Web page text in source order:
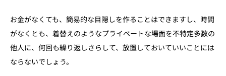
お金がなくても、簡易的な目隠しを作ることはできますし、時間
がなくとも、着替えのようなプライベートな場面を不特定多数の
他人に、何回も繰り返しさらして、放置しておいていいことには
ならないでしょう。